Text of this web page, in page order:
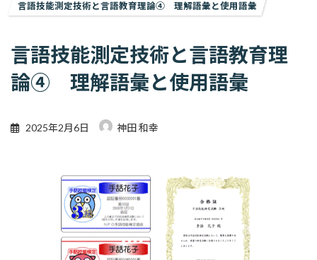
言語技能測定技術と言語教育理論④ 理解語彙と使用語彙
言語技能測定技術と言語教育理
論④ 理解語彙と使用語彙
2025年2月6日 神田 和幸